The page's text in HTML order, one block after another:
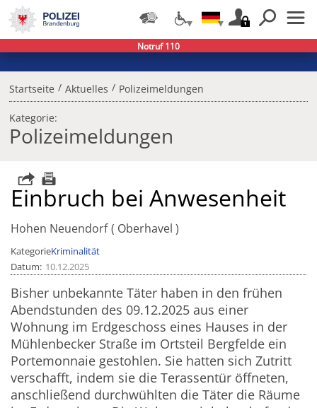
Startseite / Aktuelles / Polizeimeldungen
Kategorie:
Polizeimeldungen
Einbruch bei Anwesenheit
Hohen Neuendorf Oberhavel
KategorieKriminalität
Datum 10.12.2025
Bisher unbekannte Täter haben in den frühen
Abendstunden des 09.12.2025 aus einer
Wohnung im Erdgeschoss eines Hauses in der
Mühlenbecker Straße im Ortsteil Bergfelde ein
Portemonnaie gestohlen. Sie hatten sich Zutritt
verschafft, indem sie die Terassentür öffneten,
anschließend durchwühlten die Täter die Räume
Notruf 110